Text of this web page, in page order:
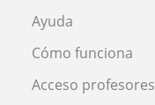
Ayuda
Cómo funciona
Acceso profesores